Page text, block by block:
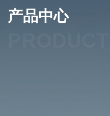
产品中心